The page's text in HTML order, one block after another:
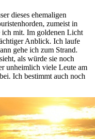
dieses ehemaligen
zumeist in
mit. Im goldenen Licht
Anblick. Ich laufe
gehe ich zum Strand.
als würde sie noch
unheimlich viele Leute am
Ich bestimmt auch noch